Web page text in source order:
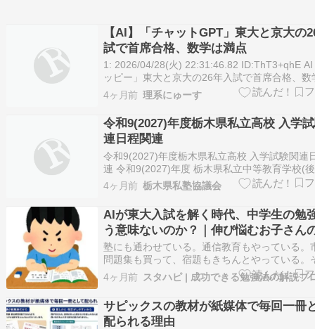
【AI】「チャットGPT」東大と京大の
試で首席合格、数学は満点
1: 2026/04/28(火) 22:31:46.82 ID:ThT3+qhE AI
ッピー」東大と京大の26年入試で首席合格、数
点 ２年前は全科類不合格 今年実施された東大
入学試験問題を生成人工知能（AI）「チャット
に解かせると、合格者の最高得点を上…
4ヶ月前 理系にゅーす
令和9(2027)年度栃木県私立高校 入学
連日程関連
令和9(2027)年度栃木県私立高校 入学試験関連
連 令和9(2027)年度 栃木県私立中等教育学校(
高等学校 入学試験 実施日一覧表 栃木県私立中
学校連合発表
4ヶ月前 栃木県私塾協議会
AIが東大入試を解く時代、中学生の勉
う意味ないのか？｜伸び悩むお子さん
ど見落としがちな“覚える勉強”の本当
塾にも通わせている。通信教育もやっている。
問題集も買って、宿題もきちんとやっている。
のに、中学校のテストで平均点を超えられない
いう状況でお悩みの保護者様は多いです。 そ
に、こんなニュースを目にしてしまった、とい
いらっしゃるかもしれません。 「A…
4ヶ月前 スタハピ | 成功できる勉強法の解説ブ
サピックスの教材が紙媒体で毎回一冊
配られる理由